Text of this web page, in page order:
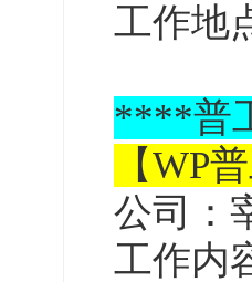
工作地
****普
【WP
公司：
工作内